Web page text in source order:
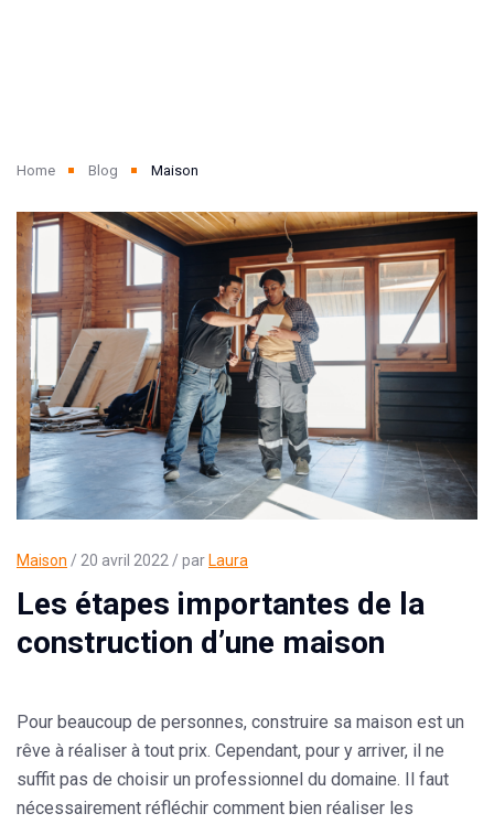
Home Blog Maison
Maison / 20 avril 2022 / par Laura
Les étapes importantes de la
construction d’une maison
Pour beaucoup de personnes, construire sa maison est un
rêve à réaliser à tout prix. Cependant, pour y arriver, il ne
suffit pas de choisir un professionnel du domaine. Il faut
nécessairement réfléchir comment bien réaliser les